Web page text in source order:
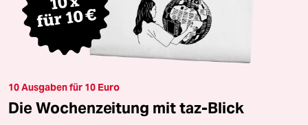
10 Ausgaben für 10 Euro
Die Wochenzeitung mit taz-Blick